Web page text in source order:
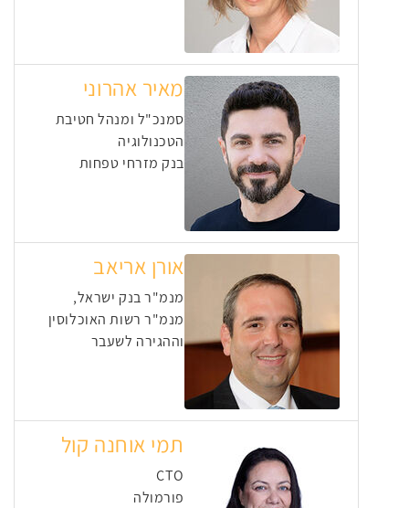
מאיר אהרוני
סמנכ"ל ומנהל חטיבת
הטכנולוגיה
בנק מזרחי טפחות
אורן אריאב
מנמ"ר בנק ישראל,
מנמ"ר רשות האוכלוסין
וההגירה לשעבר
תמי אוחנה קול
CTO
פורמולה